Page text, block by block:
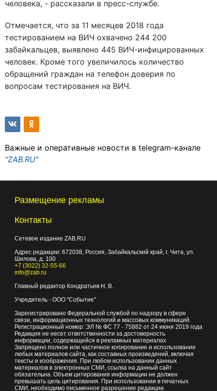
человека, - рассказали в пресс-службе.
Отмечается, что за 11 месяцев 2018 года
тестированием на ВИЧ охвачено 244 200
забайкальцев, выявлено 445 ВИЧ-инфицированных
человек. Кроме того увеличилось количество
обращений граждан на телефон доверия по
вопросам тестирования на ВИЧ.
Важные и оперативные новости в telegram-канале
"ZAB.RU"
Размещение рекламы
Контакты
Сетевое издание ZAB.RU
Адрес редакции: 672038, Россия, Забайкальский край, г. Чита, ул.
Шилова, д. 100
+7 (3022) 32-55-66
info@zab.ru
Главный редактор Кондратьев Н. В.
Учредитель - ООО "Событие"
Зарегистрировано Федеральной службой по надзору в сфере
связи, информационных технологий и массовых коммуникаций.
Регистрационный номер: ЭЛ № ФС 77 - 75882 от 24 июня 2019 года
Редакция не несет ответственности за достоверность
информации, содержащейся в рекламных материалах
Запрещено полное или частичное копирование и использование
любых материалов сайта, как составных произведений, включая
тексты и изображения. При любом использовании данных
материалов в электронных СМИ, ссылка на данный сайт
обязательна. Объем цитирования информации не должен
превышать цель цитирования. При использовании в печатных
СМИ, необходимо письменное разрешение редакции.